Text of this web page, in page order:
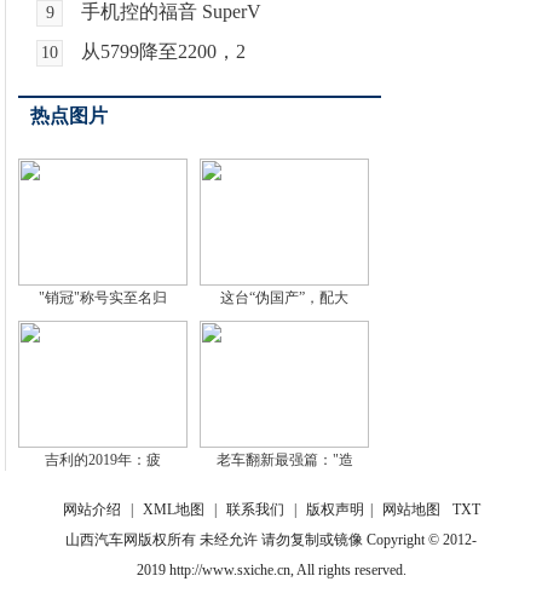
9 手机控的福音 SuperV
10 从5799降至2200，2
热点图片
"销冠"称号实至名归 这台“伪国产”，配大
吉利的2019年：疲 老车翻新最强篇："造
网站介绍 XML地图 联系我们 版权声明 网站地图
TXT
山西汽车网版权所有 未经允许 请勿复制或镜像 Copyright © 2012-
2019 http://www.sxiche.cn, All rights reserved.